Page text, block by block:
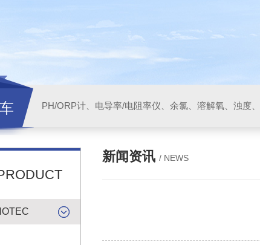
新闻资讯 / NEWS